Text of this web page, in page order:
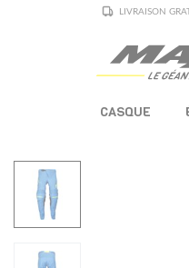
LIVRAISON
CASQUE